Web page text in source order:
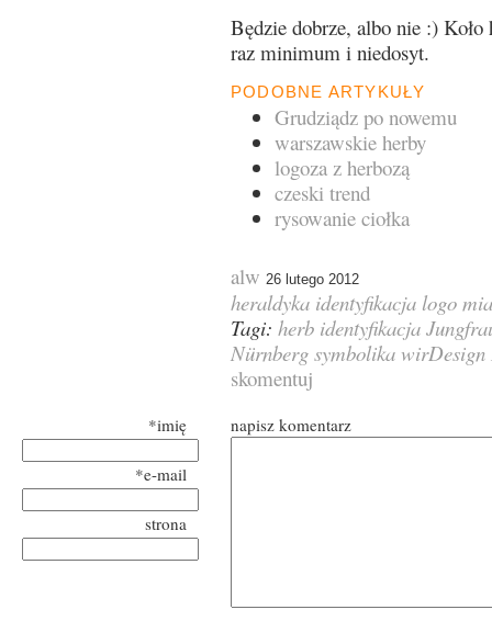
Będzie dobrze, albo nie :)
raz minimum i niedosyt.
PODOBNE ARTYKUŁY
Grudziądz po nowemu
warszawskie herby
logoza z herbozą
czeski trend
rysowanie ciołka
alw 26 lutego 2012
heraldyka identyfikacja logo
Tagi: herb identyfikacja
Nürnberg symbolika wirDesign
skomentuj
*imię
*e-mail
strona
napisz komentarz